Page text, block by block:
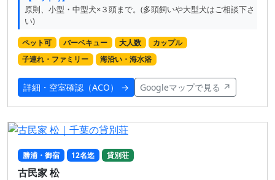
原則、小型・中型犬×３頭まで。(多頭飼いや大型犬はご相談下さ
い)
ペット可 バーベキュー 大人数
カップル
子連れ・ファミリー
海沿い・海水浴
詳細・空室確認（ACO） → Googleマップで見る ↗
勝浦・御宿 12名迄 貸別荘
古民家 松